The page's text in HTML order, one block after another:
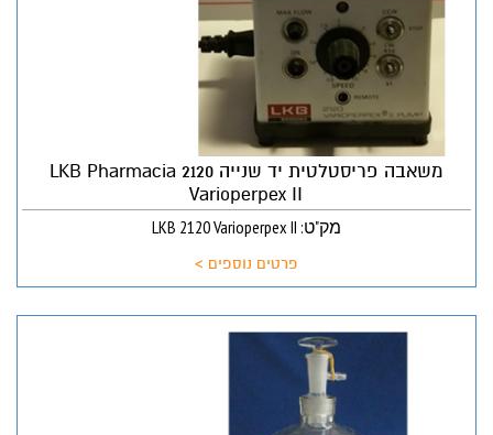
משאבה פריסטלטית יד שנייה LKB Pharmacia 2120
Varioperpex II
מק"ט: LKB 2120 Varioperpex II
פרטים נוספים >